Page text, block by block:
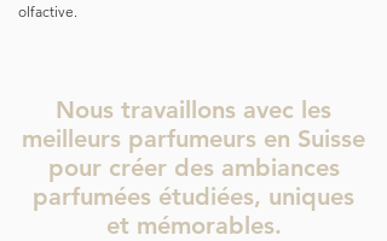
olfactive.
Nous travaillons avec les
meilleurs parfumeurs en Suisse
pour créer des ambiances
parfumées étudiées, uniques
et mémorables.